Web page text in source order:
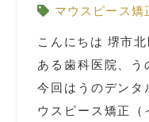
マウスピース矯
こんにちは 堺市
ある歯科医院、う
今回はうのデンタ
ウスピース矯正（